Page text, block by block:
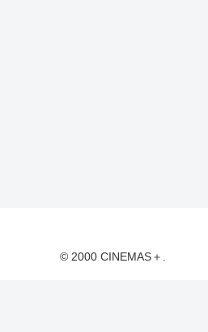
© 2000 CINEMAS＋.